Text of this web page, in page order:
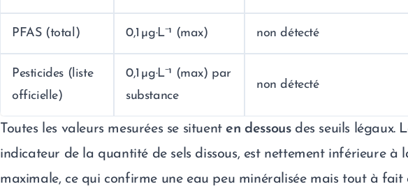
PFAS (total) 0,1 µg·L⁻¹ (max) non détecté
Pesticides (liste
officielle)
0,1 µg·L⁻¹ (max) par
substance
non détecté
Toutes les valeurs mesurées se situenten dessousdes seuils légaux.
indicateur de la quantité de sels dissous, est nettement inférieure à
maximale, ce qui confirme une eau peu minéralisée mais tout à